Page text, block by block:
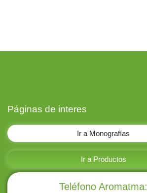
Páginas de interes
Ir a Monografías
Ir a Productos
Teléfono Aromatma: